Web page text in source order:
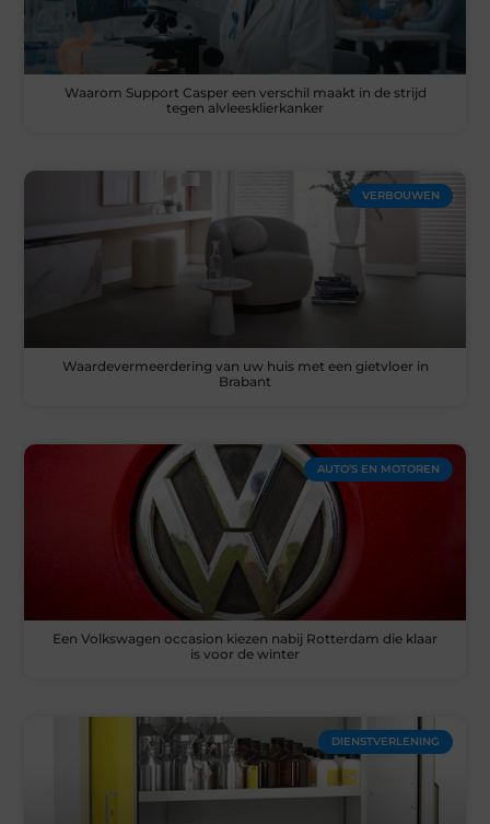
Waarom Support Casper een verschil maakt in de strijd
tegen alvleesklierkanker
VERBOUWEN
Waardevermeerdering van uw huis met een gietvloer in
Brabant
AUTO’S EN MOTOREN
Een Volkswagen occasion kiezen nabij Rotterdam die klaar
is voor de winter
DIENSTVERLENING